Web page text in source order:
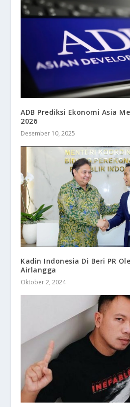
ADB Prediksi Ekonomi Asia
2026
Desember 10, 2025
Kadin Indonesia Di Beri PR
Airlangga
Oktober 2, 2024